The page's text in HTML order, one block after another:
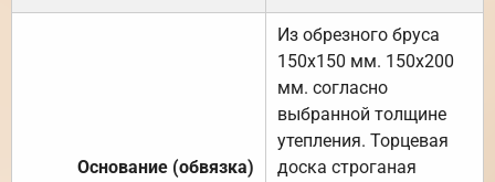
Основание (обвязка)
Из обрезного бруса
150х150 мм. 150х200
мм. согласно
выбранной толщине
утепления. Торцевая
доска строганая